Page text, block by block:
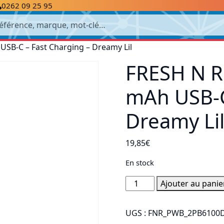
0262 09 25 95
C – Fast Charging – Dreamy Lil
FRESH N
mAh
Dreamy Lil
19,85€
En stock
quantité
de
N
Ajouter au
UGS :